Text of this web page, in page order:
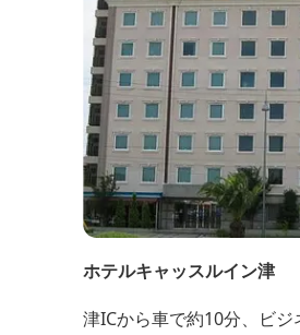
ホテルキャッスルイン津
津ICから車で約10分、ビ